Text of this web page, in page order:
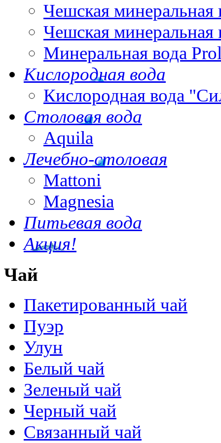
Чешская минеральная
Чешская минеральная
Минеральная вода
Кислородная вода
Кислородная вода
Столовая вода
Aquila
Лечебно-столовая
Mattoni
Magnesia
Питьевая вода
Акция!
Чай
Пакетированный чай
Пуэр
Улун
Белый чай
Зеленый чай
Черный чай
Связанный чай